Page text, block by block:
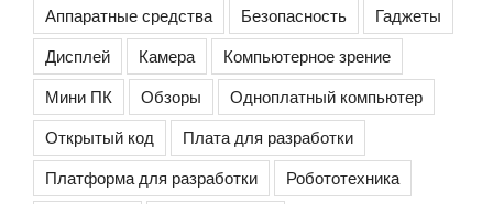
Аппаратные средства
Безопасность
Гаджеты
Дисплей
Камера
Компьютерное зрение
Мини ПК
Обзоры
Одноплатный компьютер
Открытый код
Плата для разработки
Платформа для разработки
Робототехника